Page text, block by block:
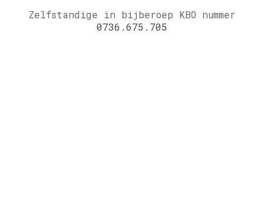
Zelfstandige in bijberoep KBO nummer
0736.675.705